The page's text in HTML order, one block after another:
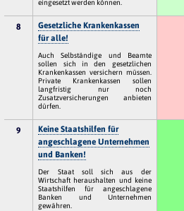
eingesetzt werden können.
8
Gesetzliche Krankenkassen
für alle!
Auch Selbständige und Beamte
sollen sich in den gesetzlichen
Krankenkassen versichern müssen.
Private Krankenkassen sollen
langfristig nur noch
Zusatzversicherungen anbieten
dürfen.
9
Keine Staatshilfen für
angeschlagene Unternehmen
und Banken!
Der Staat soll sich aus der
Wirtschaft heraushalten und keine
Staatshilfen für angeschlagene
Banken und Unternehmen
gewähren.